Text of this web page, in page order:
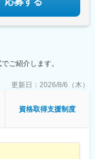
ご紹介します。
更新日： 2026/8/6（木）
資格取得支援制度